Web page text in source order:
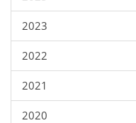
2023
2022
2021
2020